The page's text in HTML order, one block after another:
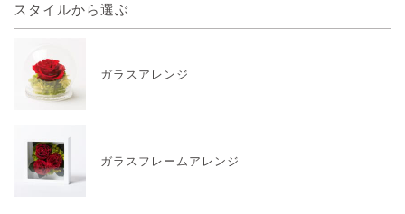
スタイルから選ぶ
ガラスアレンジ
ガラスフレームアレンジ